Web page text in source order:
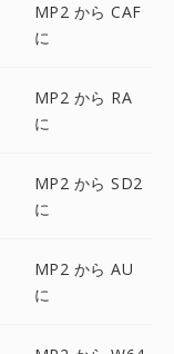
MP2 から CAF
に
MP2 から RA
に
MP2 から SD2
に
MP2 から AU
に